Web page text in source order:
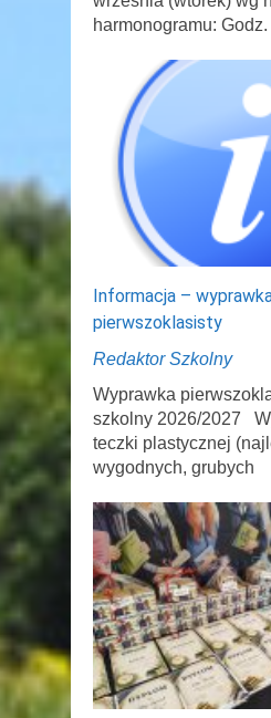
harmonogramu:
Informacja –
pierwszoklasisty
Redaktor Szkolny
Wyprawka
szkolny 2026/2027
teczki plastycznej
wygodnych, grubych